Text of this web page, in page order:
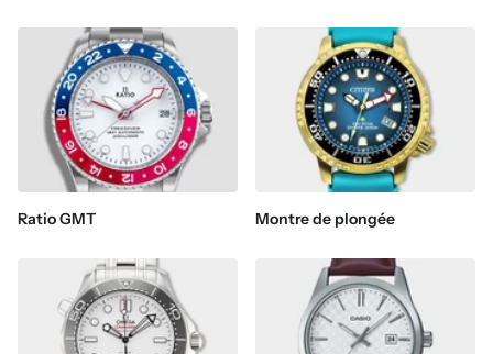
Ratio GMT Montre de plongée